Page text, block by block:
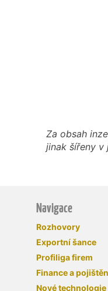
Za obsah
jinak šířeny v
Navigace
Rozhovory
Exportní šance
Profiliga firem
Finance a
Nové technologie